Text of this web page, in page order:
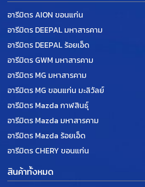
อารีมิตร AION ขอนแก่น
อารีมิตร DEEPAL มหาสารคาม
อารีมิตร DEEPAL ร้อยเอ็ด
อารีมิตร GWM มหาสารคาม
อารีมิตร MG มหาสารคาม
อารีมิตร MG ขอนแก่น มะลิวัลย์
อารีมิตร Mazda กาฬสินธุ์
อารีมิตร Mazda มหาสารคาม
อารีมิตร Mazda ร้อยเอ็ด
อารีมิตร CHERY ขอนแก่น
สินค้าทั้งหมด